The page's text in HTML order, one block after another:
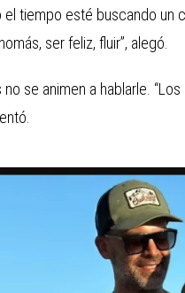
el tiempo esté buscando
ser feliz, fluir”, alegó.
se animen a hablarle.